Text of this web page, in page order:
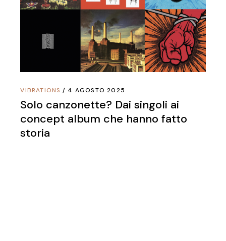
VIBRATIONS 4 AGOSTO 2025
Solo canzonette? Dai singoli ai
concept album che hanno fatto
storia